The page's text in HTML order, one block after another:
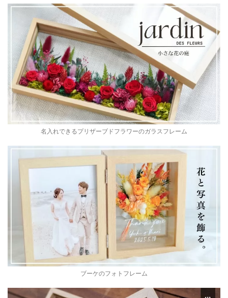
名入れできるプリザーブドフラワーのガラスフレーム
ブーケのフォトフレーム